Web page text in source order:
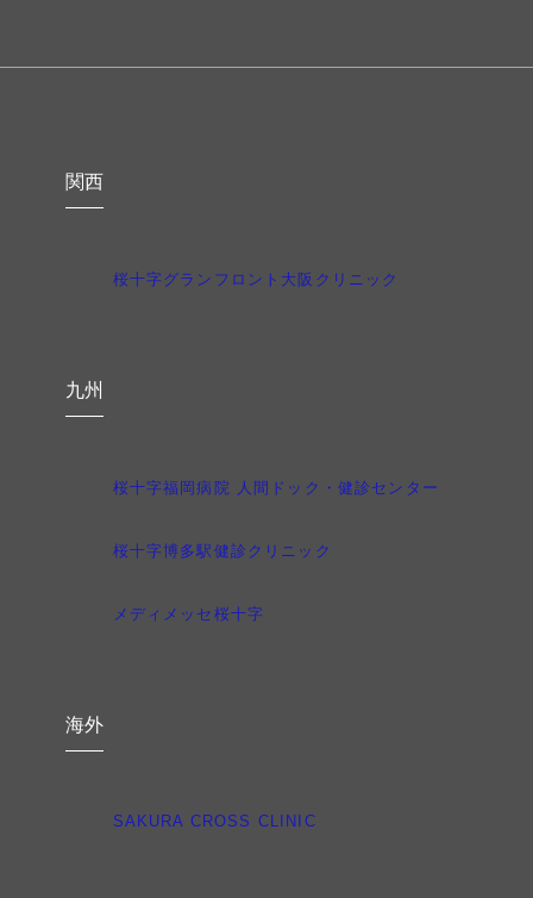
関西
桜十字グランフロント大阪クリニック
九州
桜十字福岡病院 人間ドック・健診センター
桜十字博多駅健診クリニック
メディメッセ桜十字
海外
SAKURA CROSS CLINIC